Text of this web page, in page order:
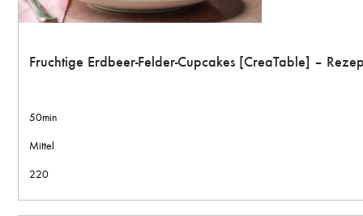
Fruchtige Erdbeer-Felder-Cupcakes [CreaTable] –
50min
Mittel
220